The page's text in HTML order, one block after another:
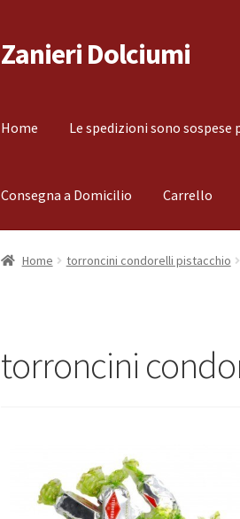
Vai
alla
Vai
al
Zanieri Dolciumi
Home Le spedizioni sono
Consegna a Domicilio Carrello
Home Carrello Cassa Condizioni di
Home torroncini condorelli pistacchio
torroncini